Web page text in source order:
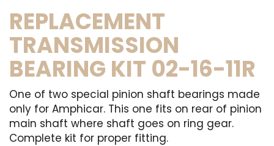
REPLACEMENT
TRANSMISSION
BEARING KIT 02-16-11R
One of two special pinion shaft bearings made
only for Amphicar. This one fits on rear of pinion
main shaft where shaft goes on ring gear.
Complete kit for proper fitting.